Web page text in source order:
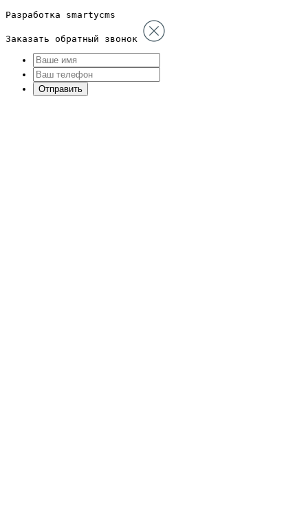
Разработка smartycms
Заказать обратный звонок
Отправить